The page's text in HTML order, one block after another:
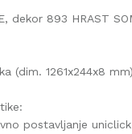
dekor 893 HRAST
(dim. 1261x244x8
postavljanje